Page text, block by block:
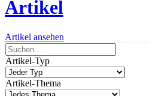
Artikel
Artikel ansehen
Artikel-Typ
Artikel-Thema